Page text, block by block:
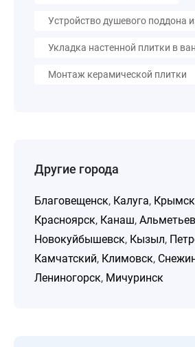
Устройство душевого поддона
Укладка настенной плитки в
Монтаж керамической плитки
Другие города
Благовещенск, Калуга, Крымск
Красноярск, Канаш,
Новокуйбышевск, Кызыл,
Камчатский, Климовск,
Лениногорск, Мичуринск